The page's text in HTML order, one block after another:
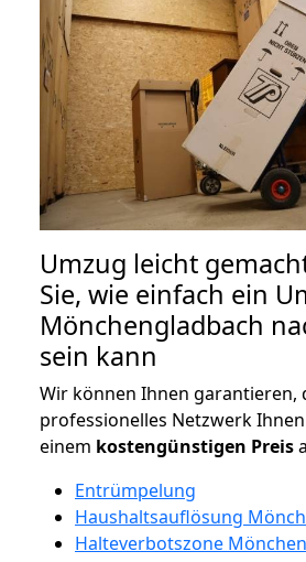
Umzug leicht
Sie, wie einfach ein
Mönchengladbach
sein kann
Wir können Ihnen garantieren,
professionelles Netzwerk
einem kostengünstigen Preis
Entrümpelung
Haushaltsauflösung
Halteverbotszone